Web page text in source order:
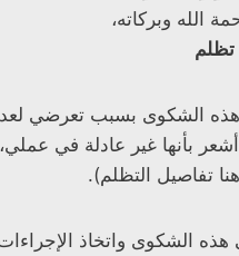
الله وبركاته،
هذه الشكوى بسبب تعرضي
بأنها غير عادلة في
تفاصيل التظلم).
الشكوى واتخاذ